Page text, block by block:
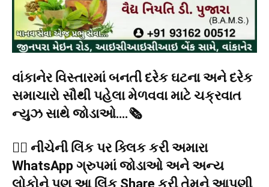
વાંકાનેર વિસ્તારમાં બનતી દરેક ઘટના અને દરેક
સમાચારો સૌથી પહેલા મેળવવા માટે ચક્રવાત
ન્યુઝ સાથે જોડાઓ….🗞️
👉🏻 નીચેની લિંક પર ક્લિક કરી અમારા
WhatsApp ગ્રુપમાં જોડાઓ અને અન્ય
લોકોને પણ આ લિંક Share કરી તેમને આપણી